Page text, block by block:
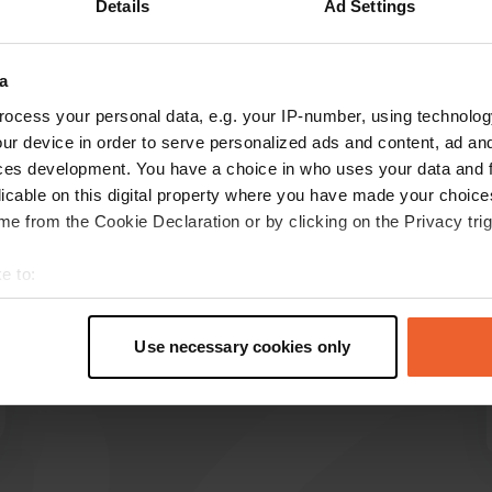
Details Ad Settings
your personal data, e.g. your IP-number, using
device in order to serve personalized ads and content, ad
development. You have a choice in who uses your data and
on this digital property where you have made your
from the Cookie Declaration or by clicking on the Privacy
to:
geographical location which can be accurate to within
personal data is processed and set your preferences in the
content and ads, to provide social media features and to
Use necessary cookies only
(6) Mostra di più
W Wim-Mossel
mag 2022
disponibili. Vorremmo tornare un giorno.
Tradotto da GoogleMostra originale